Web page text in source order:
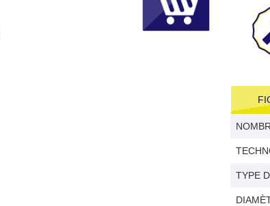
TYPE